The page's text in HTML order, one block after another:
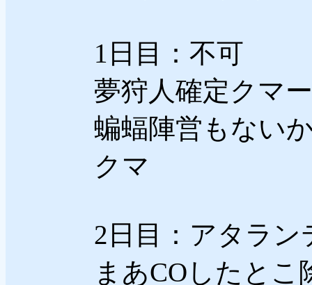
1日目：不可
夢狩人確定クマー
蝙蝠陣営もない
クマ
2日目：アタラン
まあCOしたとこ